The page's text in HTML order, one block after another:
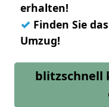
erhalten!
✓ Finden Sie
Umzug!
blitzschnell